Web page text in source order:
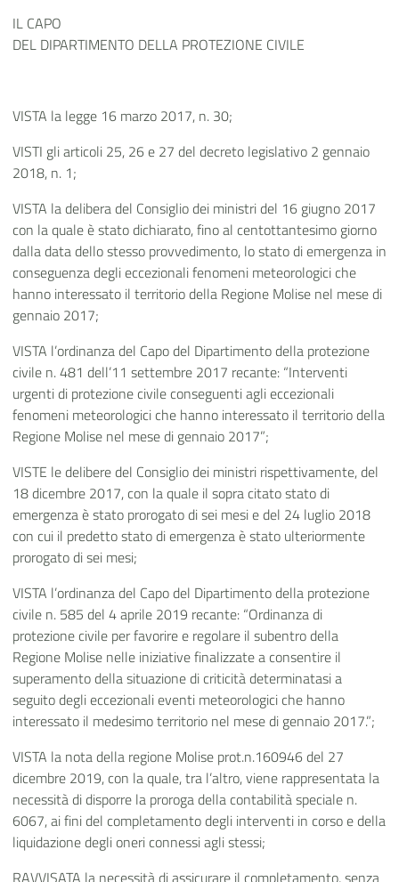
IL CAPO
DEL DIPARTIMENTO DELLA PROTEZIONE CIVILE
VISTA la legge 16 marzo 2017, n. 30;
VISTI gli articoli 25, 26 e 27 del decreto legislativo 2 gennaio
2018, n. 1;
VISTA la delibera del Consiglio dei ministri del 16 giugno 2017
con la quale è stato dichiarato, fino al centottantesimo giorno
dalla data dello stesso provvedimento, lo stato di emergenza in
conseguenza degli eccezionali fenomeni meteorologici che
hanno interessato il territorio della Regione Molise nel mese di
gennaio 2017;
VISTA l’ordinanza del Capo del Dipartimento della protezione
civile n. 481 dell’11 settembre 2017 recante: “Interventi
urgenti di protezione civile conseguenti agli eccezionali
fenomeni meteorologici che hanno interessato il territorio della
Regione Molise nel mese di gennaio 2017”;
VISTE le delibere del Consiglio dei ministri rispettivamente, del
18 dicembre 2017, con la quale il sopra citato stato di
emergenza è stato prorogato di sei mesi e del 24 luglio 2018
con cui il predetto stato di emergenza è stato ulteriormente
prorogato di sei mesi;
VISTA l’ordinanza del Capo del Dipartimento della protezione
civile n. 585 del 4 aprile 2019 recante: “Ordinanza di
protezione civile per favorire e regolare il subentro della
Regione Molise nelle iniziative finalizzate a consentire il
superamento della situazione di criticità determinatasi a
seguito degli eccezionali eventi meteorologici che hanno
interessato il medesimo territorio nel mese di gennaio 2017.”;
VISTA la nota della regione Molise prot.n.160946 del 27
dicembre 2019, con la quale, tra l’altro, viene rappresentata la
necessità di disporre la proroga della contabilità speciale n.
6067, ai fini del completamento degli interventi in corso e della
liquidazione degli oneri connessi agli stessi;
RAVVISATA la necessità di assicurare il completamento, senza